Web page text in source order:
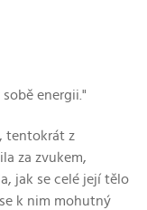
energii."
tentokrát z
za zvukem,
jak se celé její tělo
k nim mohutný